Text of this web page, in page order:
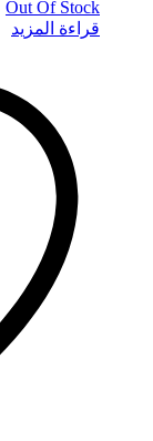
Out Of Stock
قراءة المزيد